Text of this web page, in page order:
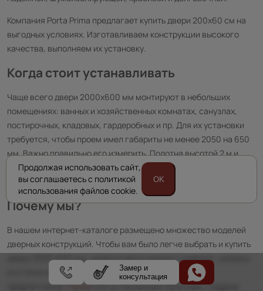
Компания Porta Prima предлагает купить двери 200х60 см на
выгодных условиях. Изготавливаем конструкции высокого
качества, выполняем их установку.
Когда стоит устанавливать
Чаще всего двери 2000х600 мм монтируют в небольших
помещениях: ванных и хозяйственных комнатах, санузлах,
постирочных, кладовых, гардеробных и пр. Для их установки
требуется, чтобы проем имел габариты не менее 2050 на 650
мм. Важно правильно его измерить. Полотна высотой 2 м и
шириной 60 см могут использоваться в парах, в качестве
двухстворчатых дверей для широких проемов.
Почему мы?
В нашем интернет-каталоге размещено множество моделей
дверных конструкций. Чтобы вам было легче выбрать и купить
двери 2000×600 мм, имеется фото каждого изделия, указаны
его технические характеристики. Вы можете отдать
предпочтениеглухимили остекленным полотнам, гладким
Замер и
консультация
Продолжая использовать сайт,
вы соглашаетесь с политикой
использования файлов cookie.
OK